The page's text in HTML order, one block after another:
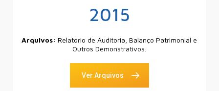
2015
Arquivos:Relatório de Auditoria, Balanço Patrimonial e
Outros Demonstrativos.
Ver Arquivos